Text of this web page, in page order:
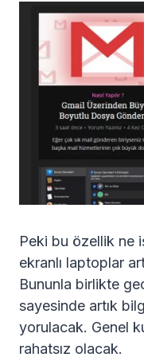
Peki bu özellik ne
ekranlı laptoplar
Bununla birlikte
sayesinde artık
yorulacak. Genel
rahatsız olacak.